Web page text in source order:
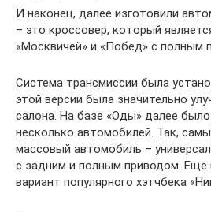
И наконец, далее изготовили
– это кроссовер, который
«Москвичей» и «Побед» с полным
Система трансмиссии была
этой версии была значительно
салона. На базе «Оды» далее
несколько автомобилей. Так,
массовый автомобиль –
с задним и полным приводом. Еще
вариант популярного хэтчбека